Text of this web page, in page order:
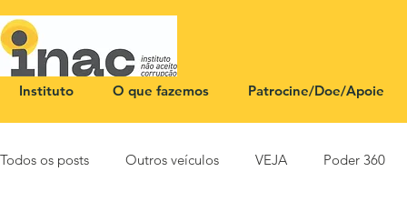
Instituto O que fazemos Patrocine/Doe/Apoie
Todos os posts Outros veículos VEJA Poder 360